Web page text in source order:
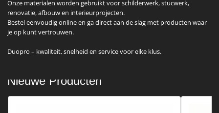
Onze materialen worden gebruikt voor schilderwerk, stucwerk,
renovatie, afbouw en interieurprojecten.
Bestel eenvoudig online en ga direct aan de slag met producten waar
je op kunt vertrouwen.
Duopro – kwaliteit, snelheid en service voor elke klus.
Nieuwe Producten